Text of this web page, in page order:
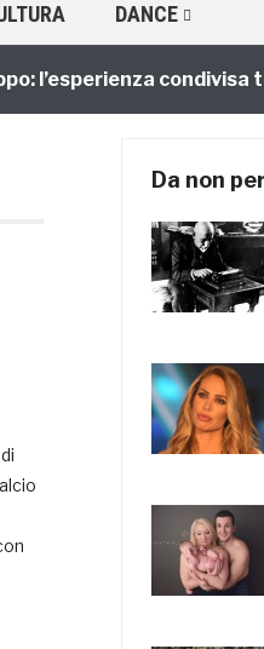
DANCE
condivisa
Da non